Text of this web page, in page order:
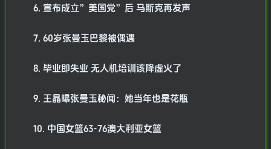
6. 宣布成立”美国党”后 马斯克再发声
7. 60岁张曼玉巴黎被偶遇
8. 毕业即失业 无人机培训该降虚火了
9. 王晶曝张曼玉秘闻：她当年也是花瓶
10. 中国女篮63-76澳大利亚女篮